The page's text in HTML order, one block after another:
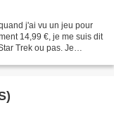
j'ai vu un jeu pour
14,99 €, je me suis dit
Trek ou pas. Je